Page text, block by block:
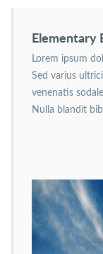
Elementary
Lorem ipsum
Sed varius
venenatis
Nulla blandit